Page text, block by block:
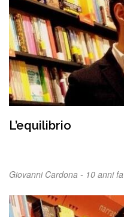
L’equilibrio
Giovanni Cardona - 10 anni fa